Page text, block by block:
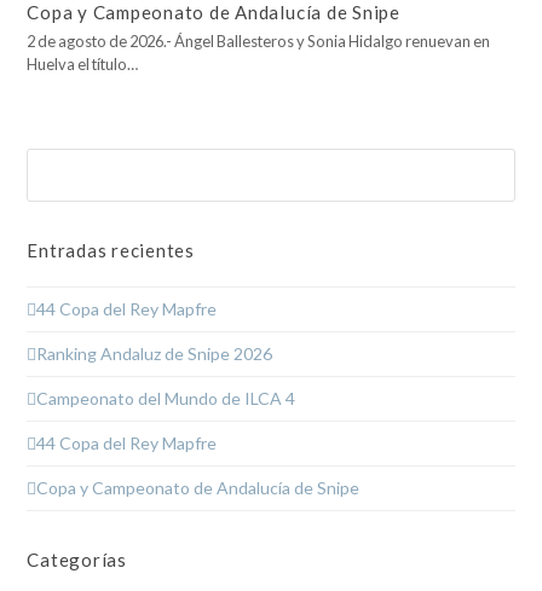
Copa y Campeonato de Andalucía de Snipe
2 de agosto de 2026.- Ángel Ballesteros y Sonia Hidalgo renuevan en
Huelva el título…
Entradas recientes
44 Copa del Rey Mapfre
Ranking Andaluz de Snipe 2026
Campeonato del Mundo de ILCA 4
44 Copa del Rey Mapfre
Copa y Campeonato de Andalucía de Snipe
Categorías